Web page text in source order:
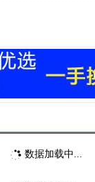
数据加载中...